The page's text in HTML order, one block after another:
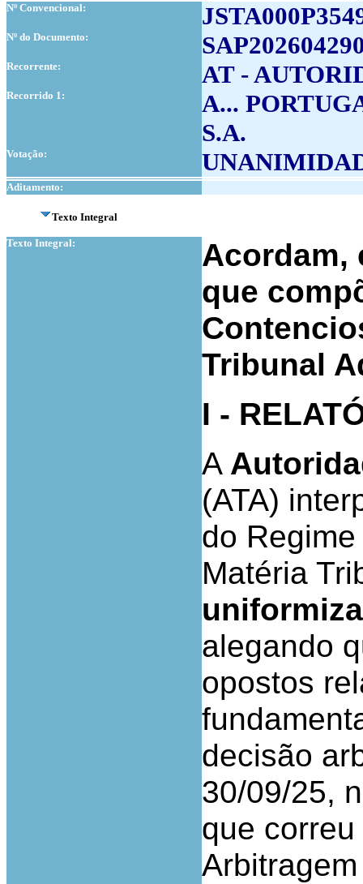
Nº Convencional:
Nº do Documento:
Recorrente: AT -
Recorrido 1:
A...
S.A.
Votação:
Aditamento:
Texto Integral
Texto Integral:
Acordam,
que
Tribunal
I -
A
(ATA)
do
Matéria
alegando
opostos
decisão
30/09/25,
que